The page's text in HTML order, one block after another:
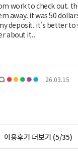
work to check out.
away. it was 50
spend the extra few
about it..
26.03.15
이용후기 더보기 (5/35)